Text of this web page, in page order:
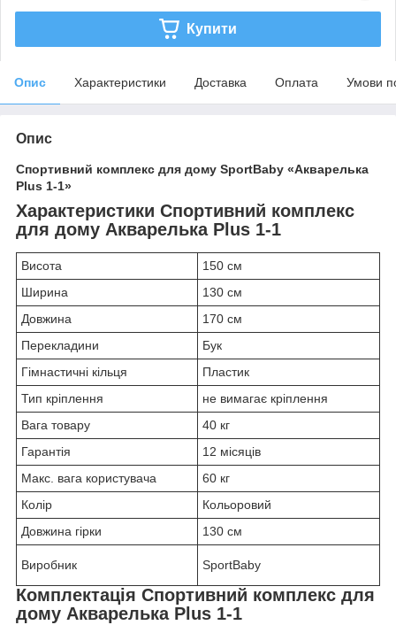
Купити
Опис Характеристики Доставка Оплата Умови
Опис
Спортивний комплекс для дому SportBaby «Акварелька
Plus 1-1»
Характеристики Спортивний комплекс
для дому Акварелька Plus 1-1
Висота
150 см
Ширина
130 см
Довжина
170 см
Перекладини
Бук
Гімнастичні кільця
Пластик
Тип кріплення
не вимагає кріплення
Вага товару
40 кг
Гарантія
12 місяців
Макс. вага користувача
60 кг
Колір
Кольоровий
Довжина гірки
130 см
Виробник SportBaby
Комплектація Спортивний комплекс для
дому Акварелька Plus 1-1